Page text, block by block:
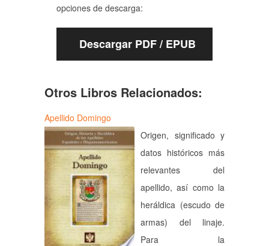
opciones de descarga:
Descargar PDF / EPUB
Otros Libros Relacionados:
Apellido Domingo
Origen, significado y
datos históricos más
relevantes del
apellido, así como la
heráldica (escudo de
armas) del linaje.
Para la